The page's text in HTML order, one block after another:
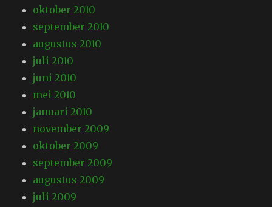
oktober 2010
september 2010
augustus 2010
juli 2010
juni 2010
mei 2010
januari 2010
november 2009
oktober 2009
september 2009
augustus 2009
juli 2009